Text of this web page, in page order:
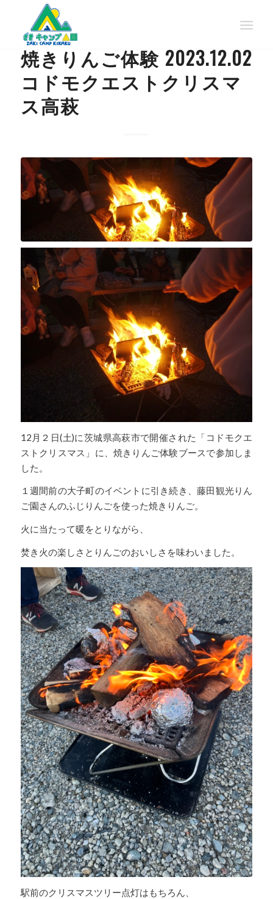
焼きりんご体験 2023.12.02
コドモクエストクリスマ
ス高萩
12月２日(土)に茨城県高萩市で開催された「コドモクエ
ストクリスマス」に、焼きりんご体験ブースで参加しま
した。
１週間前の大子町のイベントに引き続き、藤田観光りん
ご園さんのふじりんごを使った焼きりんご。
火に当たって暖をとりながら、
焚き火の楽しさとりんごのおいしさを味わいました。
駅前のクリスマスツリー点灯はもちろん、